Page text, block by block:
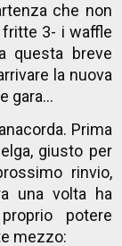
che non
fritte 3- i waffle
questa breve
la nuova
gara...
Prima
giusto per
rinvio,
una volta ha
potere
mezzo: